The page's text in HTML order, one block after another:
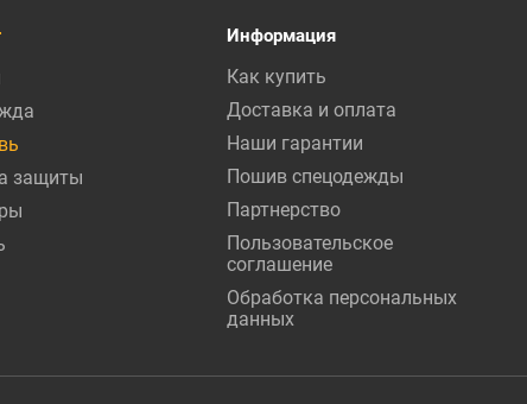
защиты
Информация
Как купить
Доставка и оплата
Наши гарантии
Пошив спецодежды
Партнерство
Пользовательское
соглашение
Обработка персональных
данных